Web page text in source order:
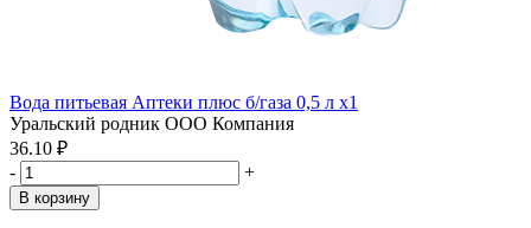
Вода питьевая Аптеки плюс б/газа 0,5 л x1
Уральский родник ООО Компания
36.10 ₽
-
+
В корзину